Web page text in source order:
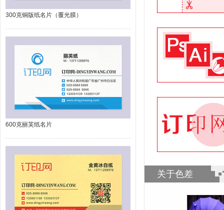
300克铜版纸名片（覆光膜）
600克丽芙纸名片
关于色差